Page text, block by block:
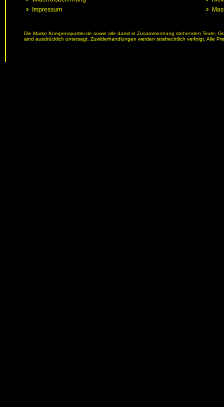
Impressum
Die Marke Kneipensportler.de sowie alle damit in Zusammenhang stehenden Texte,
aind ausdrücklich untersagt. Zuwiderhandlungen werden strafrechtlich verfolgt. Alle